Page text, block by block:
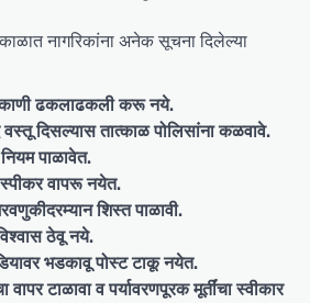
नागरिकांना अनेक सूचना दिलेल्या
ढकलाढकली करू नये.
दिसल्यास तात्काळ पोलिसांना कळवावे.
पाळावेत.
वापरू नयेत.
शिस्त पाळावी.
ठेवू नये.
भडकावू पोस्ट टाकू नयेत.
वापर टाळावा व पर्यावरणपूरक मूर्तींचा स्वीकार